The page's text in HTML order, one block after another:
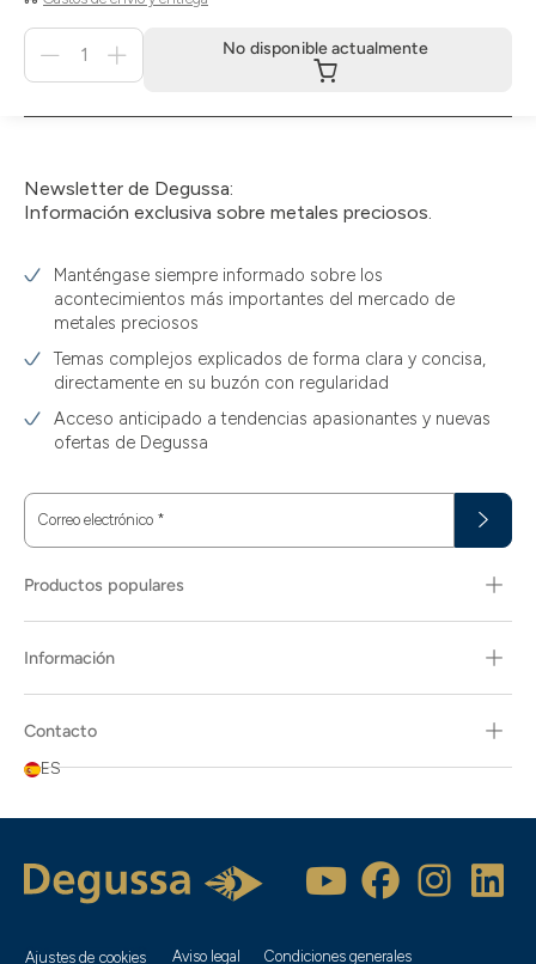
No
actualmente
No disponible actualmente
Newsletter de Degussa:
Información exclusiva sobre metales preciosos.
Manténgase siempre informado sobre los
acontecimientos más importantes del mercado de
metales preciosos
Temas complejos explicados de forma clara y concisa,
directamente en su buzón con regularidad
Acceso anticipado a tendencias apasionantes y nuevas
ofertas de Degussa
Correo electrónico *
Productos populares
Información
Contacto
ES
Ajustes de cookies Aviso legal Condiciones generales